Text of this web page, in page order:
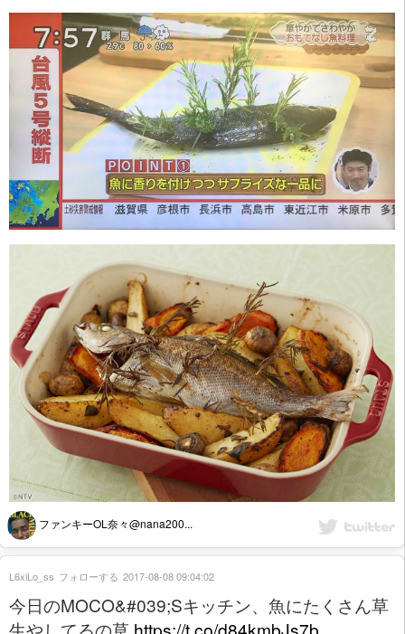
ファンキーOL奈々@nana200...
今日のMOCO&#039;Sキッチン、魚にたくさん草
L6xiLo_ss フォローする 2017-08-08 09:04:02